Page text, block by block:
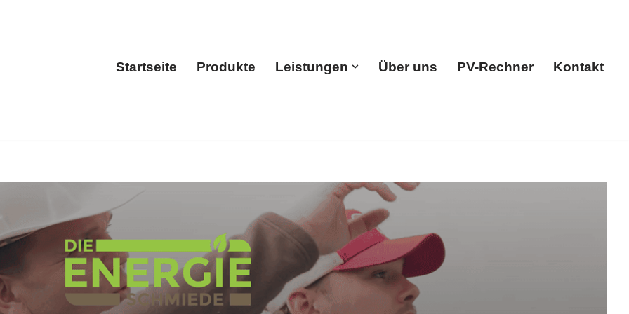
Startseite Produkte Leistungen Über uns PV-Rechner Kontakt